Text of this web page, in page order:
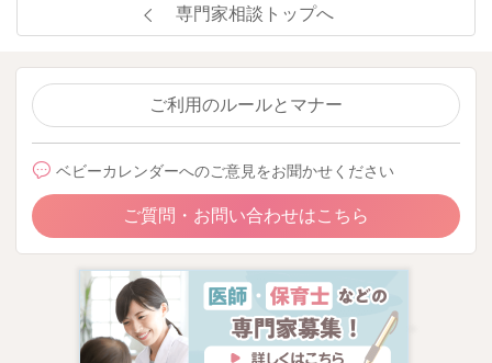
専門家相談トップへ
ご利用のルールとマナー
ベビーカレンダーへのご意見をお聞かせください
ご質問・お問い合わせはこちら